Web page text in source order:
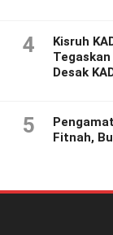
4
Kisruh
Desak
5
Fitnah,